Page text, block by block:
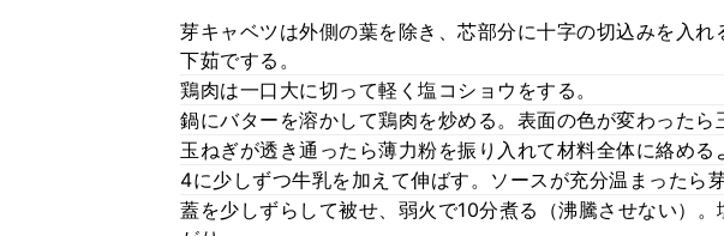
芽キャベツは外側の葉を除き、芯部分に十字の切込みを入
下茹でする。
鶏肉は一口大に切って軽く塩コショウをする。
鍋にバターを溶かして鶏肉を炒める。表面の色が変わったら
玉ねぎが透き通ったら薄力粉を振り入れて材料全体に絡める
4に少しずつ牛乳を加えて伸ばす。ソースが充分温まったら
蓋を少しずらして被せ、弱火で10分煮る（沸騰させない）